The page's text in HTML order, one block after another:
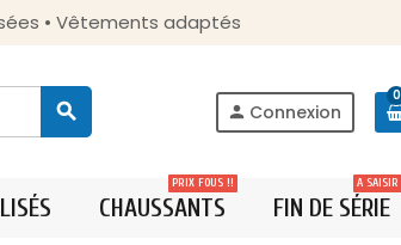
• Vêtements adaptés
search person Connexion
0
CHAUSSANTS
PRIX FOUS !!
FIN DE SÉRIE
A SAISIR